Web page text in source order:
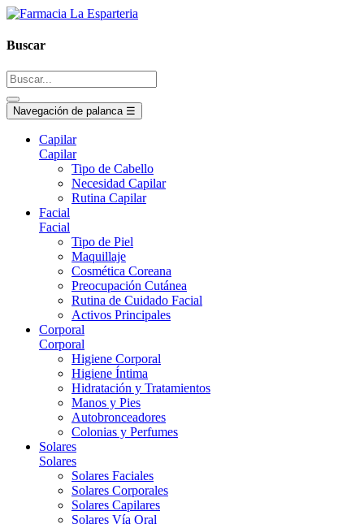
Buscar
Navegación de palanca ☰
Capilar
Capilar
Tipo de Cabello
Necesidad Capilar
Rutina Capilar
Facial
Facial
Tipo de Piel
Maquillaje
Cosmética Coreana
Preocupación Cutánea
Rutina de Cuidado Facial
Activos Principales
Corporal
Corporal
Higiene Corporal
Higiene Íntima
Hidratación y Tratamientos
Manos y Pies
Autobronceadores
Colonias y Perfumes
Solares
Solares
Solares Faciales
Solares Corporales
Solares Capilares
Solares Vía Oral